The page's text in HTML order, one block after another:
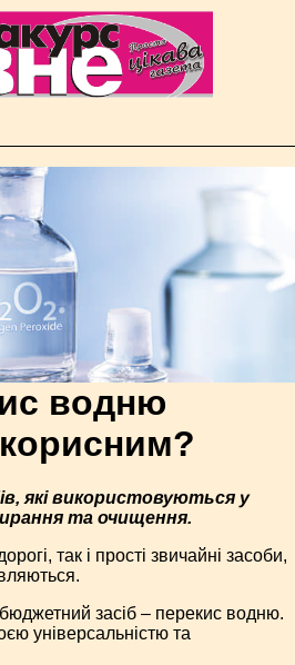
водню
які використовуються у
та очищення.
так і прості звичайні засоби,
засіб – перекис водню.
універсальністю та